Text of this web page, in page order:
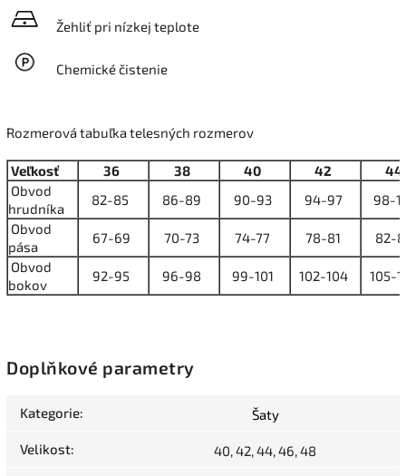
Žehliť pri nízkej teplote
Chemické čistenie
Rozmerová tabuľka telesných rozmerov
Veľkosť 36 38 40 42
44
Obvod
hrudníka
82-85 86-89 90-93 94-97
98-
Obvod
pása
67-69 70-73 74-77 78-81
82-
Obvod
bokov
92-95 96-98 99-101 102-104 105-
Doplňkové parametry
Kategorie: Šaty
Velikost: 40, 42, 44, 46, 48